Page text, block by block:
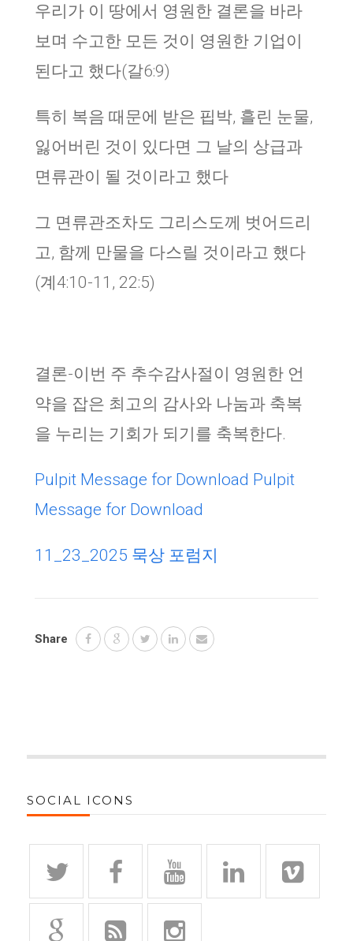
우리가 이 땅에서 영원한 결론을 바라
보며 수고한 모든 것이 영원한 기업이
된다고 했다(갈6:9)
특히 복음 때문에 받은 핍박, 흘린 눈물,
잃어버린 것이 있다면 그 날의 상급과
면류관이 될 것이라고 했다
그 면류관조차도 그리스도께 벗어드리
고, 함께 만물을 다스릴 것이라고 했다
(계4:10-11, 22:5)
결론-이번 주 추수감사절이 영원한 언
약을 잡은 최고의 감사와 나눔과 축복
을 누리는 기회가 되기를 축복한다.
Pulpit Message for Download Pulpit
Message for Download
11_23_2025 묵상 포럼지
Share
SOCIAL ICONS